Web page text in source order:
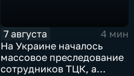
7 августа
4 мин
На Украине началось
массовое преследование
сотрудников ТЦК, а